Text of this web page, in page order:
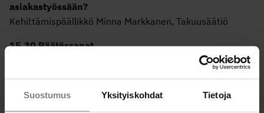
Suostumus Yksityiskohdat Tietoja
asiakastyössään?
Kehittämispäällikkö Minna Markkanen, Takuusäätiö
15.30 Päätössanat
Toimitusjohtaja Juha A. Pantzar, Takuusäätiö